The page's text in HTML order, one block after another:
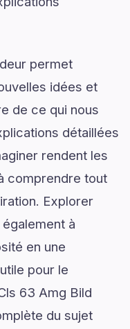
permet
idées et
de ce qui nous
détaillées
rendent les
comprendre tout
Explorer
à
en une
pour le
63 Amg Bild
du sujet